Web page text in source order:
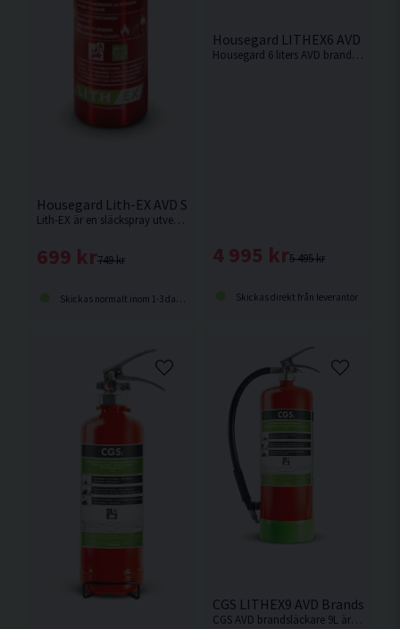
Housegard Lith-EX AVD Släckspray 500 ml
Lith-EX är en släckspray utvecklad för bränder i mindre litiumjonbatterier, som i mobiltelefoner, datorer och annan småelektronik.
749 kr
699 kr
Skickas normalt inom 1-3 dagar
Housegard LITHEX6 AVD
Housegard 6 liters AVD brandsläckare är lämplig att använda mot bränder i litiumjonbatterier och fasta metaller.
5 495 kr
4 995 kr
Skickas direkt från leverantör
CGS LITHEX9 AVD
CGS AVD brandsläckare 9L är lämplig att använda mot brand i litiumjonbatterier och fasta metaller samt vid brandbegränsning.